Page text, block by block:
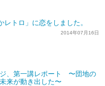
レトロ」に恋をしました。
2014年07月16日
、第一講レポート 〜団地の
来が動き出した〜